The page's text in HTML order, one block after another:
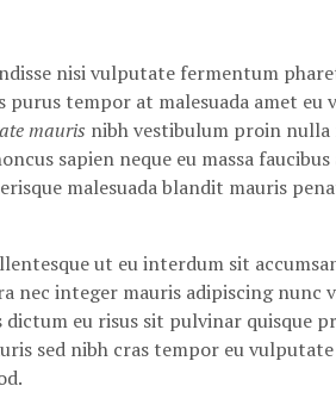
nisi vulputate fermentum
tempor at malesuada amet eu
mauris nibh vestibulum proin nulla
sapien neque eu massa
malesuada blandit mauris
ut eu interdum sit
nec integer mauris adipiscing nunc
eu risus sit pulvinar quisque
sed nibh cras tempor eu